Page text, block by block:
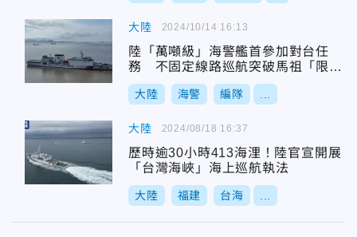
大陸
陸「萬噸級」海警艦首參加對台任
務 不固定線路巡航突破馬祖「限制
水域」
大陸 海警 編隊
2024/10/14 16:13
大陸
歷時逾30小時413海浬！陸官宣開展
「台灣海峽」海上巡航執法
大陸 福建 台海
2024/08/18 16:37